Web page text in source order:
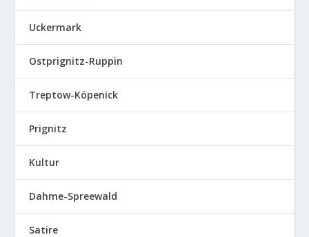
Uckermark
Ostprignitz-Ruppin
Treptow-Köpenick
Prignitz
Kultur
Dahme-Spreewald
Satire